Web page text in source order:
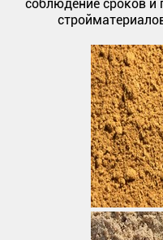
соблюдение сроков и